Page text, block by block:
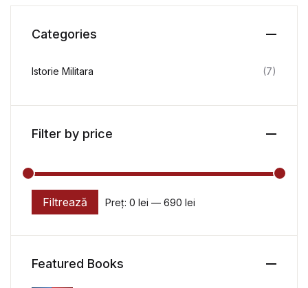
Categories
Istorie Militara (7)
Filter by price
Preț minim
Preț maxim
Filtrează Preț: 0 lei — 690 lei
Featured Books